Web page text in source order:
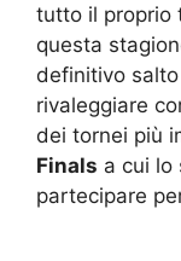
tutto il proprio
questa
definitivo
rivaleggiare
dei tornei più
Finals a cui lo
partecipare